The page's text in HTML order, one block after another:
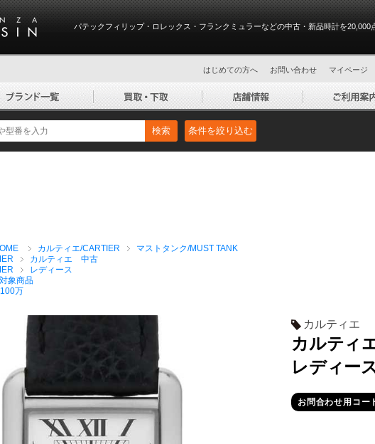
パテックフィリップ・ロレックス・フランクミュラーなどの中古・新品時計を20,000
はじめての方へ お問い合わせ マイページ
検索 条件を絞り込む
カルティエ/CARTIER
マストタンク/MUST TANK
カルティエ 中古
レディース
象商品
万
カルティエ
カルティ
レディー
お問合わせ用コ